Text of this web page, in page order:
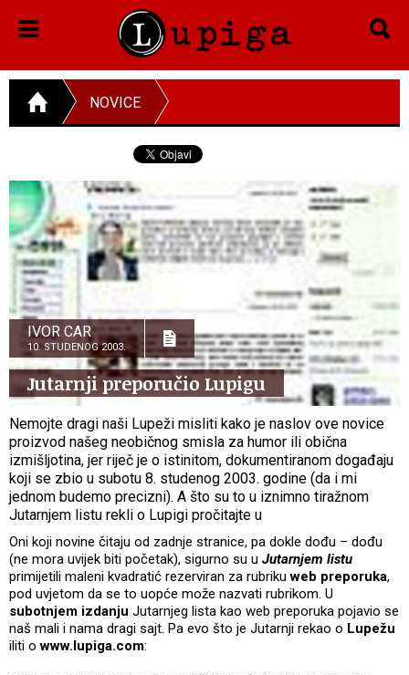
NOVICE
IVOR CAR
10. STUDENOG 2003.
Jutarnji preporučio Lupigu
Nemojte dragi naši Lupeži misliti kako je naslov ove novice
proizvod našeg neobičnog smisla za humor ili obična
izmišljotina, jer riječ je o istinitom, dokumentiranom događaju
koji se zbio u subotu 8. studenog 2003. godine (da i mi
jednom budemo precizni). A što su to u iznimno tiražnom
Jutarnjem listu rekli o Lupigi pročitajte u
Oni koji novine čitaju od zadnje stranice, pa dokle dođu – dođu
(ne mora uvijek biti početak), sigurno su u Jutarnjem listu
primijetili maleni kvadratić rezerviran za rubrikuweb preporuka,
pod uvjetom da se to uopće može nazvati rubrikom. U
subotnjem izdanju Jutarnjeg lista kao web preporuka pojavio se
naš mali i nama dragi sajt. Pa evo što je Jutarnji rekao o Lupežu
iliti owww.lupiga.com: